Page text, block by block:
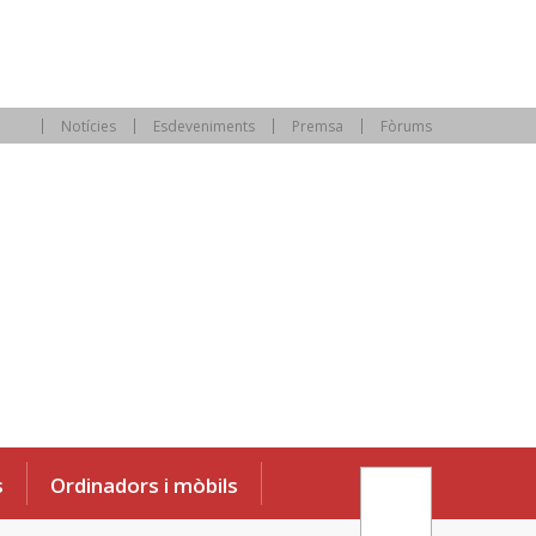
Notícies Esdeveniments Premsa Fòrums
Ordinadors i mòbils